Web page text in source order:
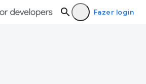
Fazer login